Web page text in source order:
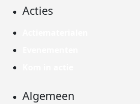
Acties
Algemeen